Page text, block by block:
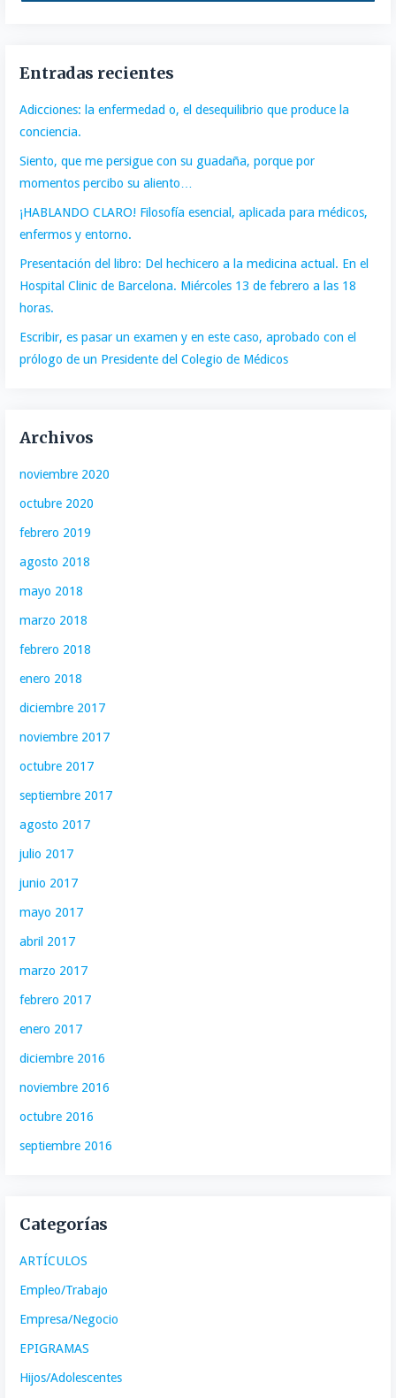
Entradas recientes
Adicciones: la enfermedad o, el desequilibrio que produce la
conciencia.
Siento, que me persigue con su guadaña, porque por
momentos percibo su aliento…
¡HABLANDO CLARO! Filosofía esencial, aplicada para médicos,
enfermos y entorno.
Presentación del libro: Del hechicero a la medicina actual. En el
Hospital Clinic de Barcelona. Miércoles 13 de febrero a las 18
horas.
Escribir, es pasar un examen y en este caso, aprobado con el
prólogo de un Presidente del Colegio de Médicos
Archivos
noviembre 2020
octubre 2020
febrero 2019
agosto 2018
mayo 2018
marzo 2018
febrero 2018
enero 2018
diciembre 2017
noviembre 2017
octubre 2017
septiembre 2017
agosto 2017
julio 2017
junio 2017
mayo 2017
abril 2017
marzo 2017
febrero 2017
enero 2017
diciembre 2016
noviembre 2016
octubre 2016
septiembre 2016
Categorías
ARTÍCULOS
Empleo/Trabajo
Empresa/Negocio
EPIGRAMAS
Hijos/Adolescentes